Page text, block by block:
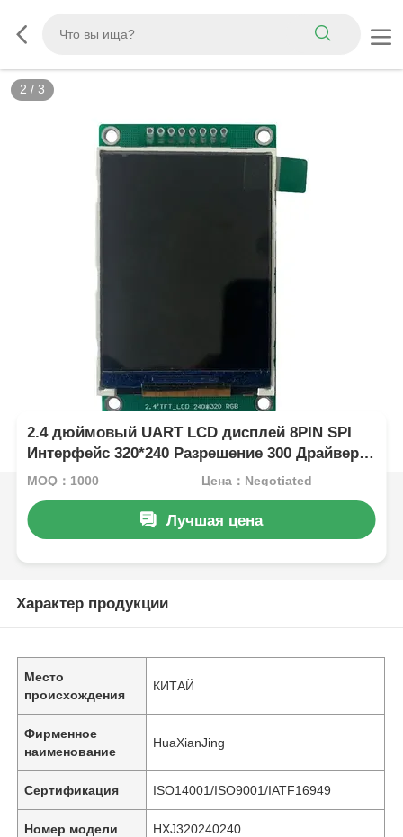
2 / 3
2.4 дюймовый UART LCD дисплей 8PIN SPI
Интерфейс 320*240 Разрешение 300 Драйвер
яркости IC ST7789 с платой PCBA
MOQ：1000 Цена：Negotiated
Лучшая цена
Характер продукции
Место
происхождения
КИТАЙ
Фирменное
наименование
HuaXianJing
Сертификация ISO14001/ISO9001/IATF16949
Номер модели HXJ320240240